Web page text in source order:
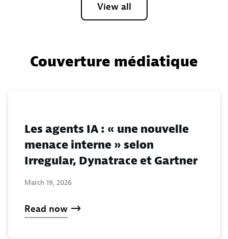
View all
Couverture médiatique
Les agents IA : « une nouvelle
menace interne » selon
Irregular, Dynatrace et Gartner
March 19, 2026
Read now